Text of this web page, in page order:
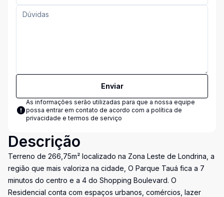
Enviar
As informações serão utilizadas para que a nossa equipe
possa entrar em contato de acordo com a política de
privacidade e termos de serviço
Descrição
Terreno de 266,75m² localizado na Zona Leste de Londrina, a
região que mais valoriza na cidade, O Parque Tauá fica a 7
minutos do centro e a 4 do Shopping Boulevard. O
Residencial conta com espaços urbanos, comércios, lazer